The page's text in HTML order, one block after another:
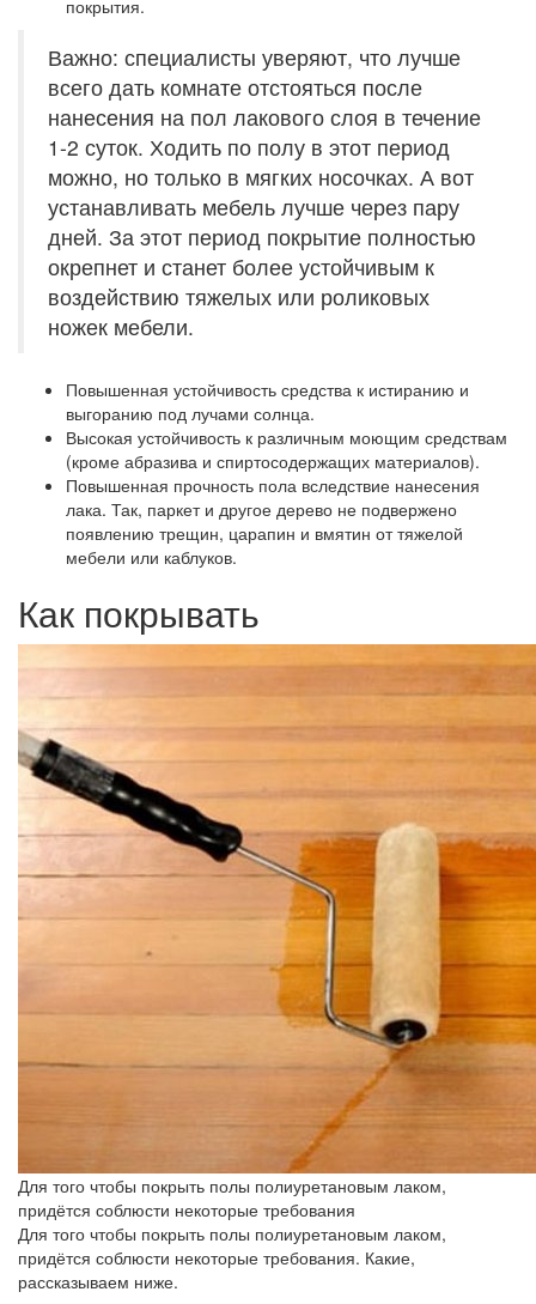
покрытия.
Важно: специалисты уверяют, что лучше
всего дать комнате отстояться после
нанесения на пол лакового слоя в течение
1-2 суток. Ходить по полу в этот период
можно, но только в мягких носочках. А вот
устанавливать мебель лучше через пару
дней. За этот период покрытие полностью
окрепнет и станет более устойчивым к
воздействию тяжелых или роликовых
ножек мебели.
Повышенная устойчивость средства к истиранию и
выгоранию под лучами солнца.
Высокая устойчивость к различным моющим средствам
(кроме абразива и спиртосодержащих материалов).
Повышенная прочность пола вследствие нанесения
лака. Так, паркет и другое дерево не подвержено
появлению трещин, царапин и вмятин от тяжелой
мебели или каблуков.
Как покрывать
Для того чтобы покрыть полы полиуретановым лаком,
придётся соблюсти некоторые требования
Для того чтобы покрыть полы полиуретановым лаком,
придётся соблюсти некоторые требования. Какие,
рассказываем ниже.